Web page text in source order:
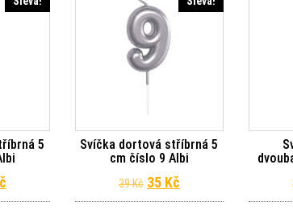
5
cena byla: 39 Kč.
Aktuální cena je: 35 Kč.
Svíčka dortová stříbrná 5
cm číslo 9 Albi
39Kč Původní cena byla: 39
35 KčAktuální cena je: